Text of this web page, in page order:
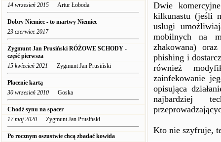
14 wrzesień 2015 Artur Łoboda
Dobry Niemiec - to martwy Niemiec
23 czerwiec 2017
Zygmunt Jan Prusiński RÓŻOWE SCHODY -
część pierwsza
15 kwiecień 2021 Zygmunt Jan Prusiński
Płacenie kartą
30 wrzesień 2010 Goska
Chodź synu na spacer
17 maj 2020 Zygmunt Jan Prusiński
Po rocznym oszustwie chcą zbadać kowida
Dwie
kilkunastu (jeśli
usługi
mobilnych na
zhakowana)
phishing i
również
zainfekowanie
opisująca
najbardziej
Kto nie szyfruje,